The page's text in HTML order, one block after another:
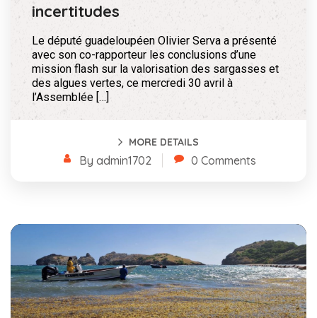
incertitudes
Le député guadeloupéen Olivier Serva a présenté
avec son co-rapporteur les conclusions d’une
mission flash sur la valorisation des sargasses et
des algues vertes, ce mercredi 30 avril à
l’Assemblée […]
MORE DETAILS
By admin1702 0 Comments